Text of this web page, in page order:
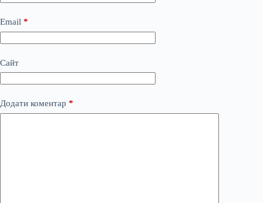
Email *
Сайт
Додати коментар *